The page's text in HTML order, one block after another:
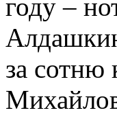
году –
за сотню